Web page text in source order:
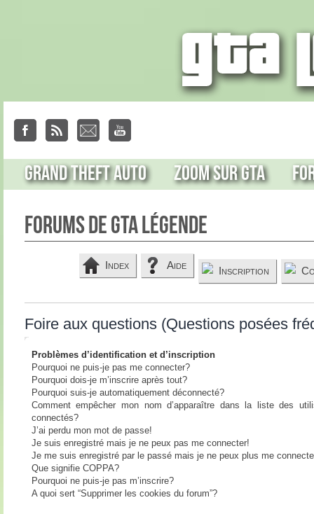
Grand Theft Auto Zoom sur GTA
Forums de GTA Légende
Index Aide Inscription
Foire aux questions (Questions posées
Problèmes d’identification et d’inscription
Pourquoi ne puis-je pas me connecter?
Pourquoi dois-je m’inscrire après tout?
Pourquoi suis-je automatiquement déconnecté?
Comment empêcher mon nom d’apparaître dans la liste des
connectés?
J’ai perdu mon mot de passe!
Je suis enregistré mais je ne peux pas me connecter!
Je me suis enregistré par le passé mais je ne peux plus me
Que signifie COPPA?
Pourquoi ne puis-je pas m’inscrire?
A quoi sert “Supprimer les cookies du forum”?